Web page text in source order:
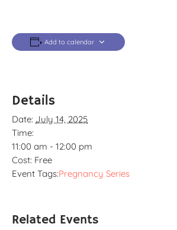
Add to calendar
Details
Date: July 14, 2025
Time:
11:00 am - 12:00 pm
Cost: Free
Event Tags:Pregnancy Series
Related Events